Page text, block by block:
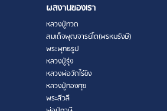
ผลงานของเรา
หลวงปู่ทวด
สมเด็จพุฒจารย์โต(พรหมรังษี)
พระพุทธรูป
หลวงปู่รุ่ง
หลวงพ่อวัดไร่ขิง
หลวงปู่ทองศุข
พระสีวลี